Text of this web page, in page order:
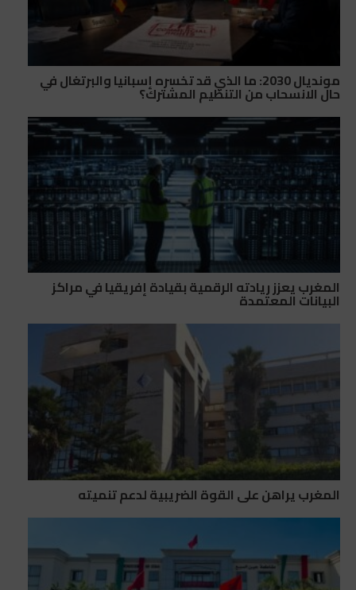
مونديال 2030: ما الذي قد تخسره إسبانيا والبرتغال في
حال الانسحاب من التنظيم المشترك؟
المغرب يعزز ريادته الرقمية بقيادة إفريقيا في مراكز
البيانات المعتمدة
المغرب يراهن على القوة الضريبية لدعم تنميته